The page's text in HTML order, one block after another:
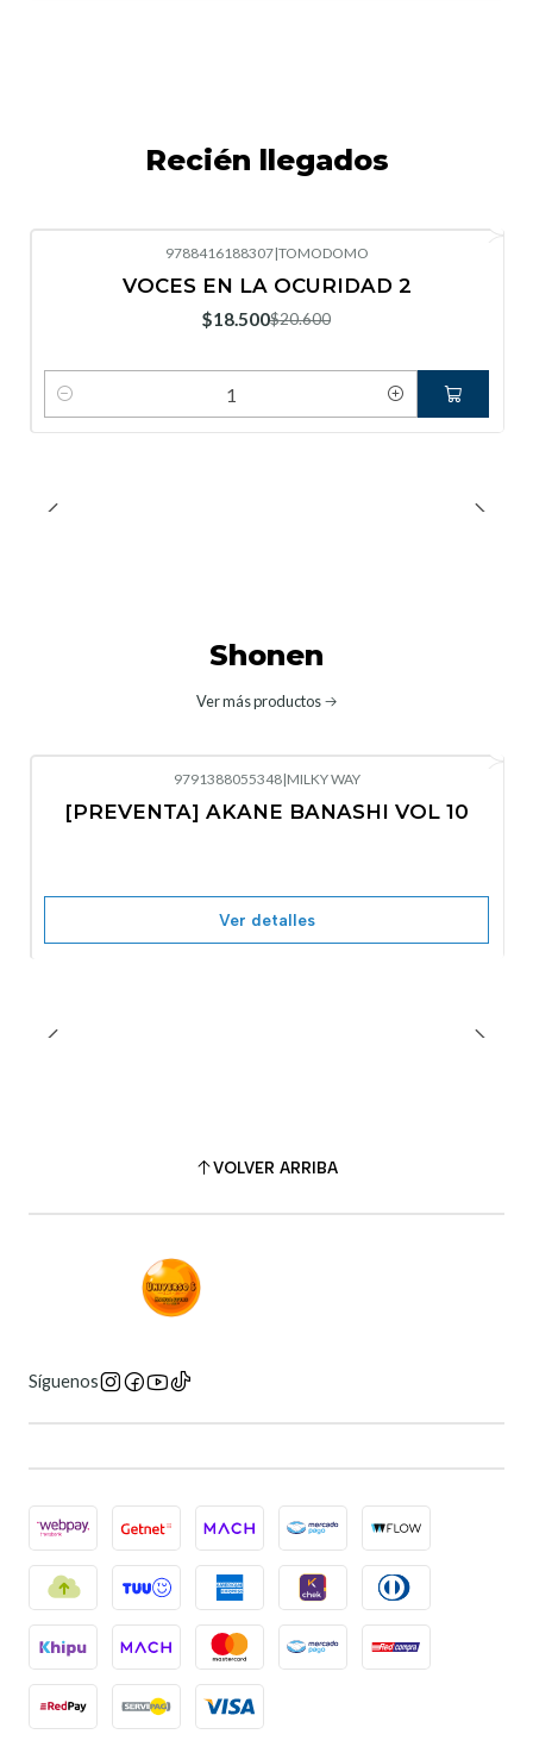
Recién llegados
9788416188307|TOMODOMO
VOCES EN LA OCURIDAD 2
$18.500$20.600
Cantidad
Shonen
Ver más productos
No disponible
9791388055348|MILKY WAY
[PREVENTA] AKANE BANASHI VOL 10
Ver detalles
VOLVER ARRIBA
Síguenos